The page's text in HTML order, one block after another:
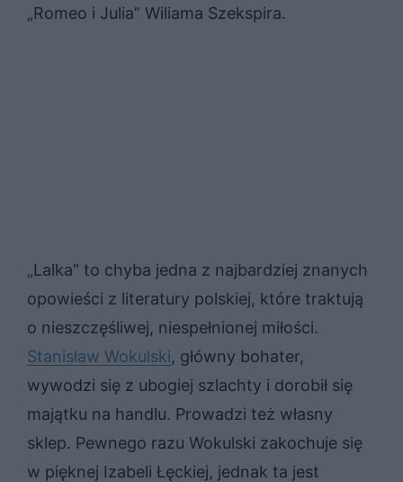
„Romeo i Julia” Wiliama Szekspira.
„Lalka” to chyba jedna z najbardziej znanych
opowieści z literatury polskiej, które traktują
o nieszczęśliwej, niespełnionej miłości.
Stanisław Wokulski, główny bohater,
wywodzi się z ubogiej szlachty i dorobił się
majątku na handlu. Prowadzi też własny
sklep. Pewnego razu Wokulski zakochuje się
w pięknej Izabeli Łęckiej, jednak ta jest